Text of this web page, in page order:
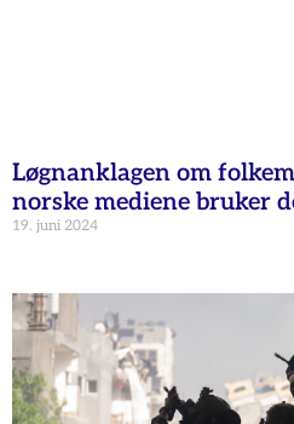
Løgnanklagen om
norske mediene bruker
19. juni 2024